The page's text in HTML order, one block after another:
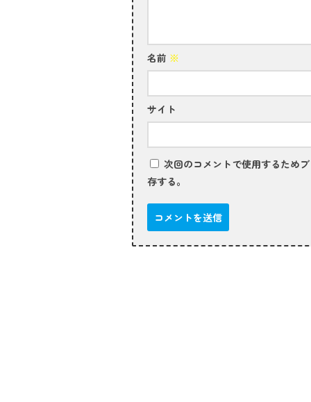
名前 ※
サイト
次回のコメントで使用するため
存する。